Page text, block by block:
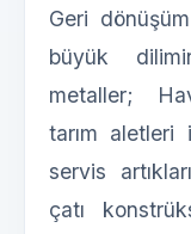
Geri
büyük
metaller;
tarım aletleri
servis
çatı